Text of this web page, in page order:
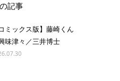
記事
コミックス版】藤崎くん
味津々／三井博士